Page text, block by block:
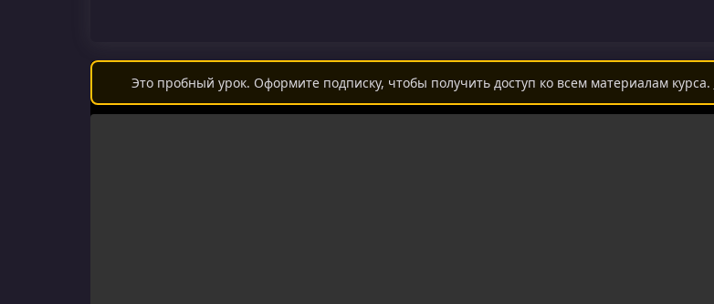
Это пробный урок. Оформите подписку, чтобы получить доступ ко всем материалам курса.